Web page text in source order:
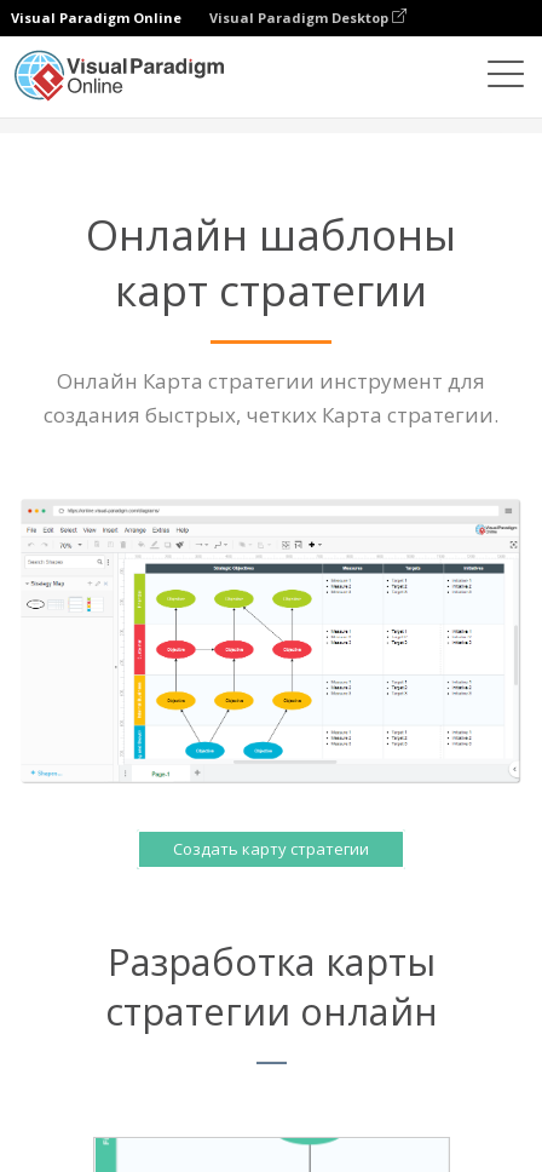
Visual Paradigm Online Visual Paradigm Desktop
Онлайн шаблоны
карт стратегии
Онлайн Карта стратегии инструмент для
создания быстрых, четких Карта стратегии.
Создать карту стратегии
Разработка карты
стратегии онлайн